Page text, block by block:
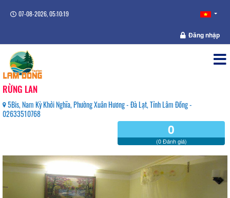
07-08-2026, 05:10:19
Đăng nhập
RỪNG LAN
5Bis, Nam Kỳ Khởi Nghĩa, Phường Xuân Hương - Đà Lạt, Tỉnh Lâm Đồng -
02633510768
0
(0 Đánh giá)